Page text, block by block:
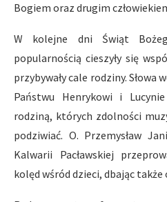
Bogiem oraz drugim
W kolejne dni Świąt
popularnością cieszyły się
przybywały cale rodziny.
Państwu Henrykowi i
rodziną, których zdolności
podziwiać. O. Przemysław
Kalwarii Pacławskiej
kolęd wśród dzieci, dbając także